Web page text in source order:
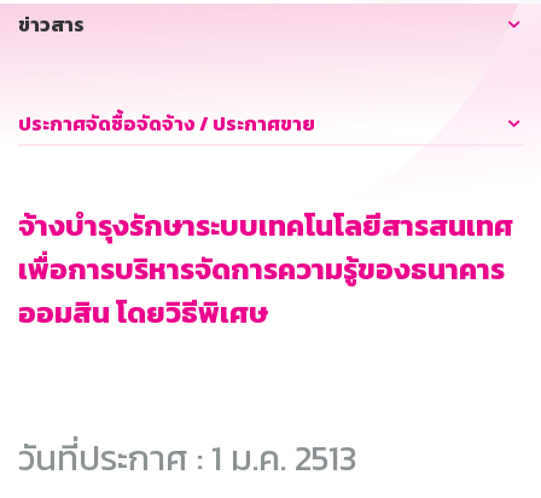
ข่าวสาร
ประกาศจัดซื้อจัดจ้าง / ประกาศขาย
จ้างบำรุงรักษาระบบเทคโนโลยีสารสนเทศ
เพื่อการบริหารจัดการความรู้ของธนาคาร
ออมสิน โดยวิธีพิเศษ
วันที่ประกาศ : 1 ม.ค. 2513